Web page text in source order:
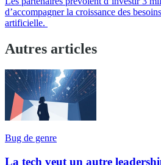
d’accompagner la croissance des
artificielle.
Autres articles
Bug de genre
La tech veut un autre